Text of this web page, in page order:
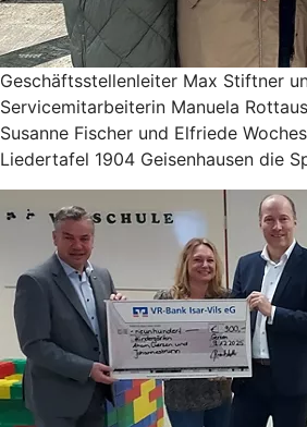
Geschäftsstellenleiter Max Stiftner
Servicemitarbeiterin Manuela
Susanne Fischer und Elfriede
Liedertafel 1904 Geisenhausen die